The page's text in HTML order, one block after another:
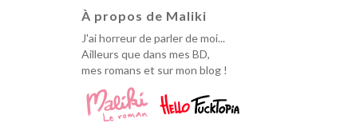
À propos de Maliki
J'ai horreur de parler de moi...
Ailleurs que dans mes BD,
mes romans et sur mon blog !